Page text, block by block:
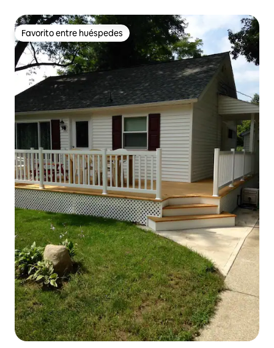
Favorito entre huéspedes
Favorito entre huéspedes